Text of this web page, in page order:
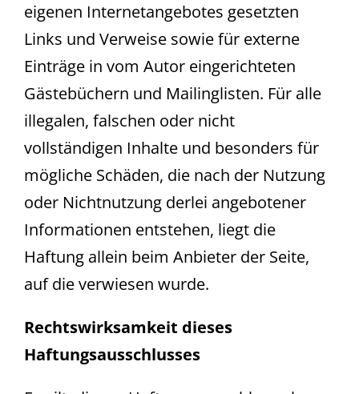
eigenen Internetangebotes gesetzten
Links und Verweise sowie für externe
Einträge in vom Autor eingerichteten
Gästebüchern und Mailinglisten. Für alle
illegalen, falschen oder nicht
vollständigen Inhalte und besonders für
mögliche Schäden, die nach der Nutzung
oder Nichtnutzung derlei angebotener
Informationen entstehen, liegt die
Haftung allein beim Anbieter der Seite,
auf die verwiesen wurde.
Rechtswirksamkeit dieses
Haftungsausschlusses